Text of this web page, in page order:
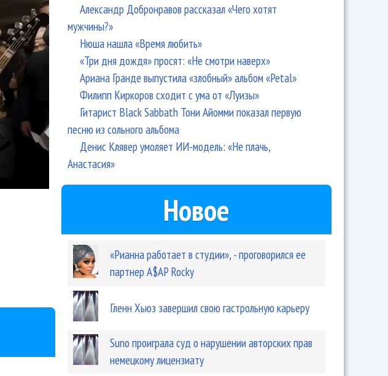
Александр Добронравов рассказал «Чего хотят
мужчины?»
Нюша нашла «Время любить»
«Три дня дождя» просят: «Не смотри наверх»
Ариана Гранде выпустила «злобный» альбом «Petal»
Филипп Киркоров сходит с ума от «Луизы»
Гитарист Black Sabbath Тони Айомми показал первую
песню из сольного альбома
Денис Клявер умоляет ИИ-модель: «Не плачь,
Анастасия»
Новое
«Рианна работает в студии», - проговорился ее
партнер A$AP Rocky
Гленн Хьюз завершил свою гастрольную карьеру
Suno проиграла суд о нарушении авторских прав
немецкому лицензиату